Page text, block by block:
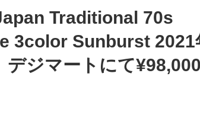
Traditional 70s
3color Sunburst 2021
デジマートにて